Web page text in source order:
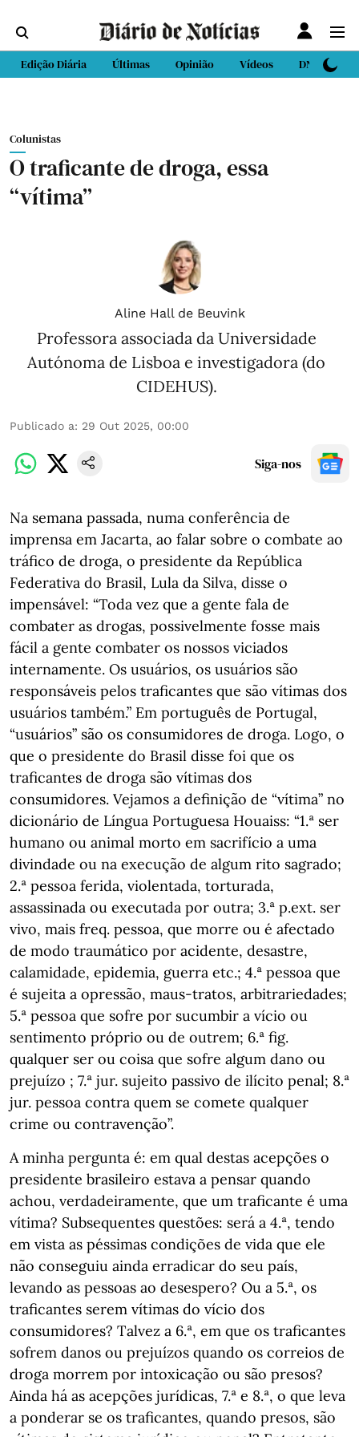
Edição Diária Últimas Opinião Vídeos DN Sport
Colunistas
O traficante de droga, essa
“vítima”
Aline Hall de Beuvink
Professora associada da Universidade
Autónoma de Lisboa e investigadora (do
CIDEHUS).
Publicado a: 29 Out 2025, 00:00
Siga-nos
Na semana passada, numa conferência de
imprensa em Jacarta, ao falar sobre o combate ao
tráfico de droga, o presidente da República
Federativa do Brasil, Lula da Silva, disse o
impensável: “Toda vez que a gente fala de
combater as drogas, possivelmente fosse mais
fácil a gente combater os nossos viciados
internamente. Os usuários, os usuários são
responsáveis pelos traficantes que são vítimas dos
usuários também.” Em português de Portugal,
“usuários” são os consumidores de droga. Logo, o
que o presidente do Brasil disse foi que os
traficantes de droga são vítimas dos
consumidores. Vejamos a definição de “vítima” no
dicionário de Língua Portuguesa Houaiss: “1.ª ser
humano ou animal morto em sacrifício a uma
divindade ou na execução de algum rito sagrado;
2.ª pessoa ferida, violentada, torturada,
assassinada ou executada por outra; 3.ª p.ext. ser
vivo, mais freq. pessoa, que morre ou é afectado
de modo traumático por acidente, desastre,
calamidade, epidemia, guerra etc.; 4.ª pessoa que
é sujeita a opressão, maus-tratos, arbitrariedades;
5.ª pessoa que sofre por sucumbir a vício ou
sentimento próprio ou de outrem; 6.ª fig.
qualquer ser ou coisa que sofre algum dano ou
prejuízo ; 7.ª jur. sujeito passivo de ilícito penal; 8.ª
jur. pessoa contra quem se comete qualquer
crime ou contravenção”.
A minha pergunta é: em qual destas acepções o
presidente brasileiro estava a pensar quando
achou, verdadeiramente, que um traficante é uma
vítima? Subsequentes questões: será a 4.ª, tendo
em vista as péssimas condições de vida que ele
não conseguiu ainda erradicar do seu país,
levando as pessoas ao desespero? Ou a 5.ª, os
traficantes serem vítimas do vício dos
consumidores? Talvez a 6.ª, em que os traficantes
sofrem danos ou prejuízos quando os correios de
droga morrem por intoxicação ou são presos?
Ainda há as acepções jurídicas, 7.ª e 8.ª, o que leva
a ponderar se os traficantes, quando presos, são